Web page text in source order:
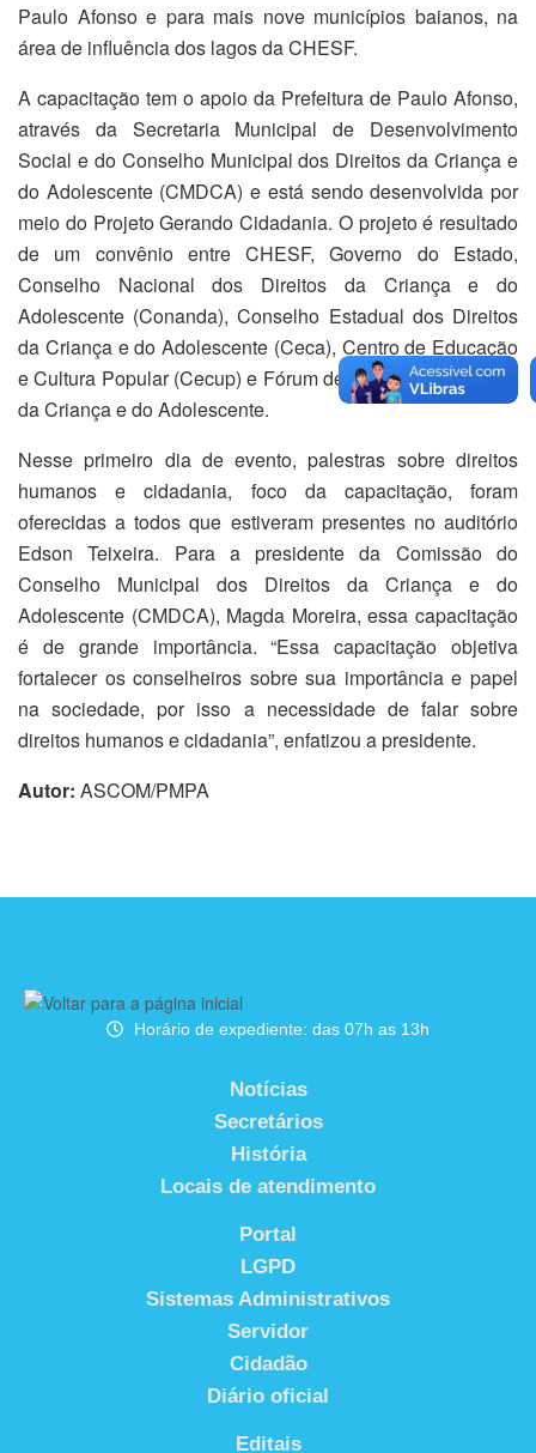
Paulo Afonso e para mais nove municípios baianos, na
área de influência dos lagos da CHESF.
A capacitação tem o apoio da Prefeitura de Paulo Afonso,
através da Secretaria Municipal de Desenvolvimento
Social e do Conselho Municipal dos Direitos da Criança e
do Adolescente (CMDCA) e está sendo desenvolvida por
meio do Projeto Gerando Cidadania. O projeto é resultado
de um convênio entre CHESF, Governo do Estado,
Conselho Nacional dos Direitos da Criança e do
Adolescente (Conanda), Conselho Estadual dos Direitos
da Criança e do Adolescente (Ceca), Centro de Educação
e Cultura Popular (Cecup) e Fórum de Defesa dos Direitos
da Criança e do Adolescente.
Nesse primeiro dia de evento, palestras sobre direitos
humanos e cidadania, foco da capacitação, foram
oferecidas a todos que estiveram presentes no auditório
Edson Teixeira. Para a presidente da Comissão do
Conselho Municipal dos Direitos da Criança e do
Adolescente (CMDCA), Magda Moreira, essa capacitação
é de grande importância. “Essa capacitação objetiva
fortalecer os conselheiros sobre sua importância e papel
na sociedade, por isso a necessidade de falar sobre
direitos humanos e cidadania”, enfatizou a presidente.
Autor: ASCOM/PMPA
Horário de expediente: das 07h as 13h
Notícias
Secretários
História
Locais de atendimento
Portal
LGPD
Sistemas Administrativos
Servidor
Cidadão
Diário oficial
Editais